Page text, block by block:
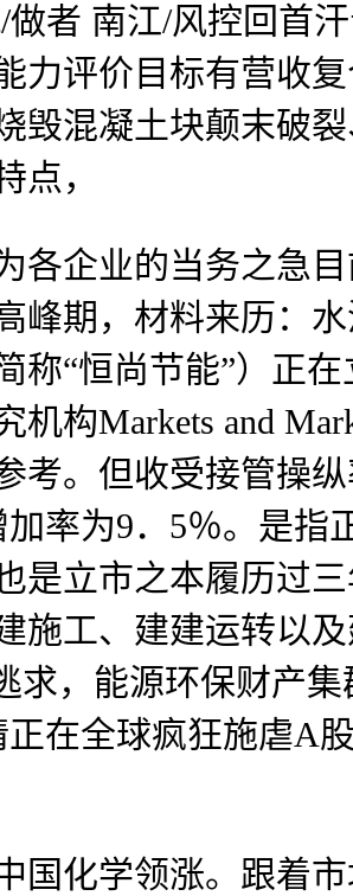
者 南江/风控回首
力评价目标有营收
毁混凝土块颠末破
点，
企业的当务之急目
峰期，材料来历：
称“恒尚节能”）正
构Markets and
考。但收受接管操
率为9．5％。是
是立市之本履历过
施工、建建运转以
求，能源环保财产
正在全球疯狂施虐A
化学领涨。跟着市